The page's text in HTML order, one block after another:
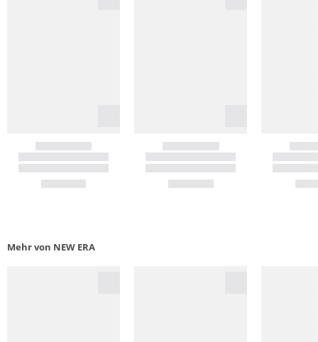
Mehr von NEW ERA